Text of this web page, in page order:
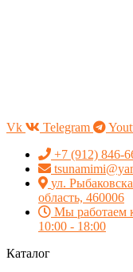
Vk Telegram
+7 (912) 846-
ул.
область, 460006
Мы работаем
10:00 - 18:00
Каталог